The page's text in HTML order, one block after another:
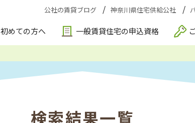
公社の賃貸ブログ 神奈川県住宅供給公社
初めての方へ 一般賃貸住宅の申込資格
検索結果一覧